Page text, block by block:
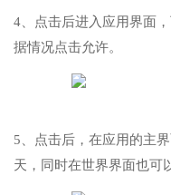
4、点击后进入应用界面
据情况点击允许。
5、点击后，在应用的主
天，同时在世界界面也可